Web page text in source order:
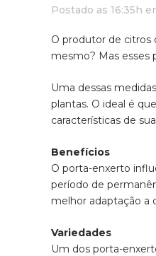
Postado as 16:35h
O produtor de citros
mesmo? Mas esses
Uma dessas
plantas. O ideal é
características de
Benefícios
O porta-enxerto
período de
melhor adaptação a
Variedades
Um dos porta-